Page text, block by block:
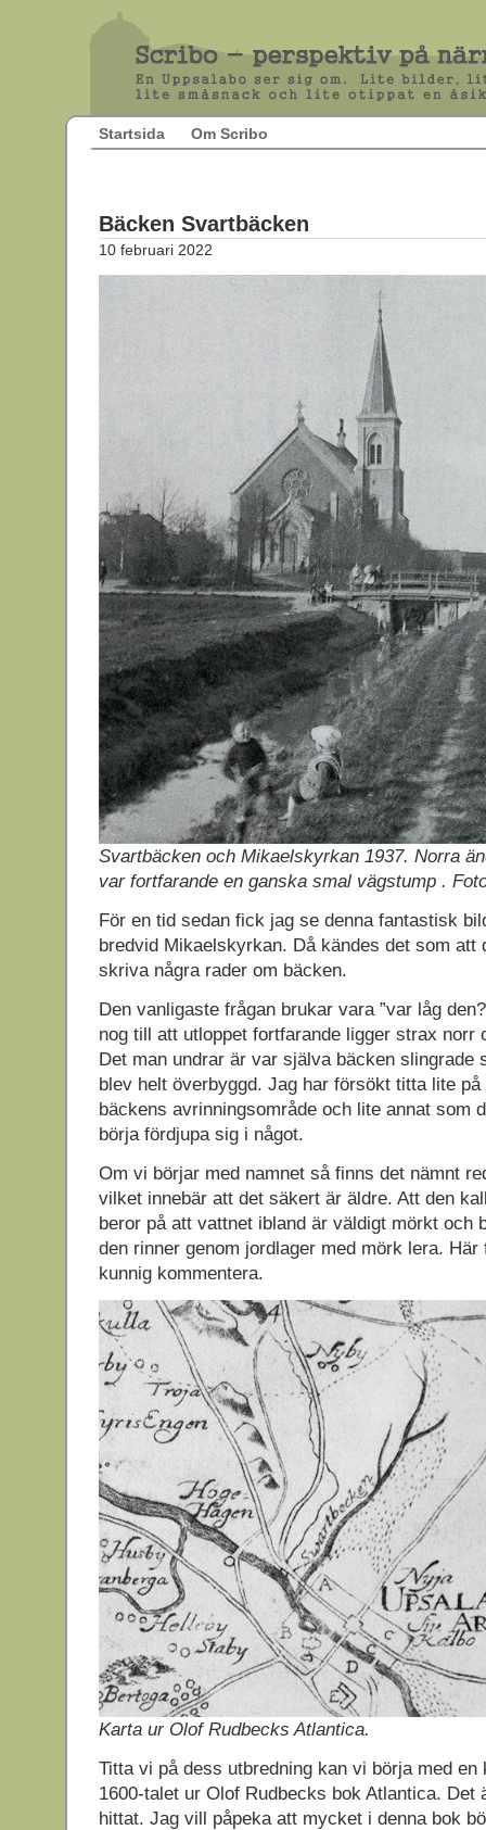
Startsida Om Scribo
Bäcken Svartbäcken
10 februari 2022
Svartbäcken och Mikaelskyrkan 1937. Norra
var fortfarande en ganska smal vägstump .
För en tid sedan fick jag se denna fantastisk
bredvid Mikaelskyrkan. Då kändes det som att
skriva några rader om bäcken.
Den vanligaste frågan brukar vara ”var låg
nog till att utloppet fortfarande ligger strax norr
Det man undrar är var själva bäcken slingrade
blev helt överbyggd. Jag har försökt titta lite
bäckens avrinningsområde och lite annat som
börja fördjupa sig i något.
Om vi börjar med namnet så finns det nämnt
vilket innebär att det säkert är äldre. Att den
beror på att vattnet ibland är väldigt mörkt och
den rinner genom jordlager med mörk lera. Här
kunnig kommentera.
Karta ur Olof Rudbecks Atlantica.
Titta vi på dess utbredning kan vi börja med
1600-talet ur Olof Rudbecks bok Atlantica. Det
hittat. Jag vill påpeka att mycket i denna bok